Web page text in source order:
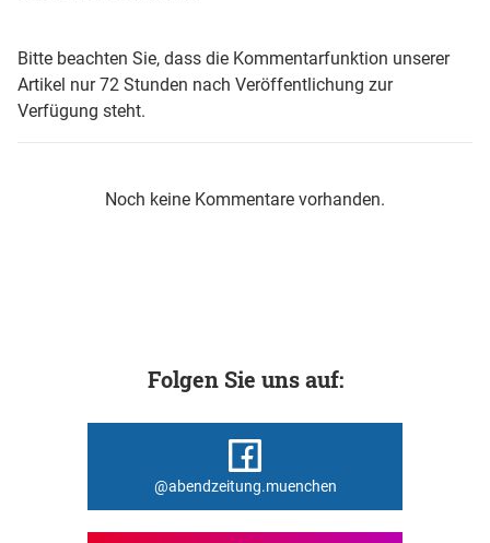
Bitte beachten Sie, dass die Kommentarfunktion unserer
Artikel nur 72 Stunden nach Veröffentlichung zur
Verfügung steht.
Noch keine Kommentare vorhanden.
Folgen Sie uns auf:
@abendzeitung.muenchen